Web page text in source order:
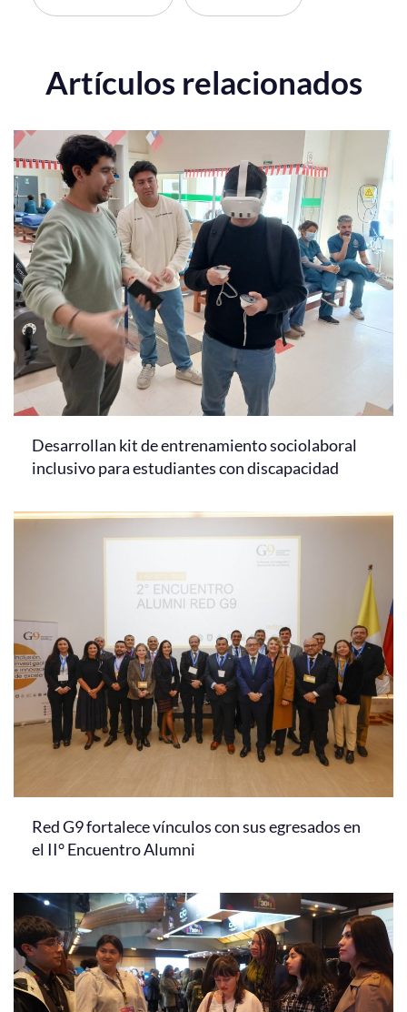
Artículos relacionados
Desarrollan kit de entrenamiento sociolaboral
inclusivo para estudiantes con discapacidad
Red G9 fortalece vínculos con sus egresados en
el II° Encuentro Alumni